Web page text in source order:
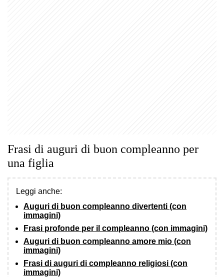
Frasi di auguri di buon compleanno per
una figlia
Leggi anche:
Auguri di buon compleanno divertenti (con
immagini)
Frasi profonde per il compleanno (con immagini)
Auguri di buon compleanno amore mio (con
immagini)
Frasi di auguri di compleanno religiosi (con
immagini)